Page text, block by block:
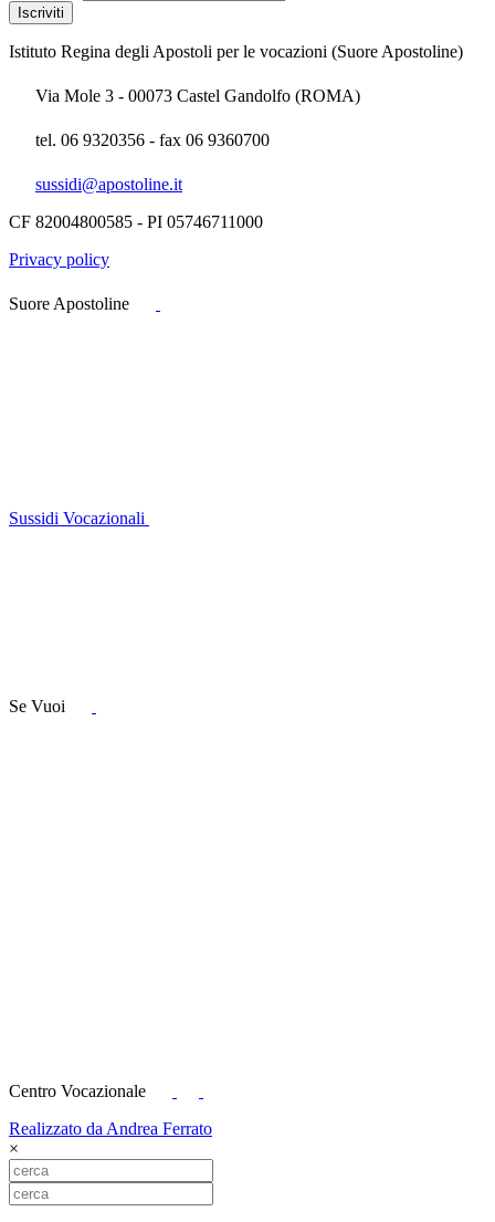
Istituto Regina degli Apostoli per le vocazioni (Suore Apostoline)
Via Mole 3 - 00073 Castel Gandolfo (ROMA)
tel. 06 9320356 - fax 06 9360700
sussidi@apostoline.it
CF 82004800585 - PI 05746711000
Privacy policy
Suore Apostoline
Sussidi Vocazionali
Se Vuoi
Centro Vocazionale
Realizzato da Andrea Ferrato
×